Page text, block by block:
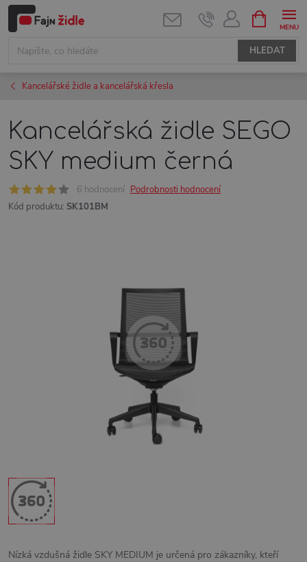
Přejít
HLEDAT
NÁKUPNÍ
KOŠÍK
Kancelářské židle a kancelářská křesla
Kancelářská židle SEGO
SKY medium černá
6 hodnocení Podrobnosti hodnocení
Kód produktu: SK101BM
Nízká vzdušná židle SKY MEDIUM je určená pro zákazníky, kteří